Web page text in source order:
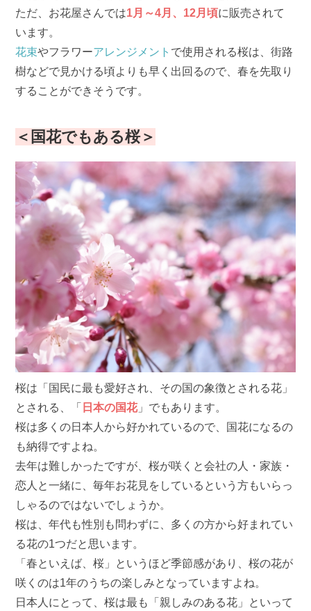
ただ、お花屋さんでは1月～4月、12月頃に販売されて
います。
花束やフラワーアレンジメント で使用される桜は、街路
樹などで見かける頃よりも早く出回るので、春を先取り
することができそうです。
＜国花でもある桜＞
桜は「国民に最も愛好され、その国の象徴とされる花」
とされる、「 日本の国花」でもあります。
桜は多くの日本人から好かれているので、国花になるの
も納得ですよね。
去年は難しかったですが、桜が咲くと会社の人・家族・
恋人と一緒に、毎年お花見をしているという方もいらっ
しゃるのではないでしょうか。
桜は、年代も性別も問わずに、多くの方から好まれてい
る花の1つだと思います。
「春といえば、桜」というほど季節感があり、桜の花が
咲くのは1年のうちの楽しみとなっていますよね。
日本人にとって、桜は最も「親しみのある花」といって